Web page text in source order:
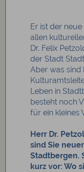
Er ist der
allen
Dr. Felix
der Stadt
Aber was sind
Leben in
besteht noch
für ein kleines
Herr Dr.
sind Sie
Stadtbergen.
kurz vor: Wo